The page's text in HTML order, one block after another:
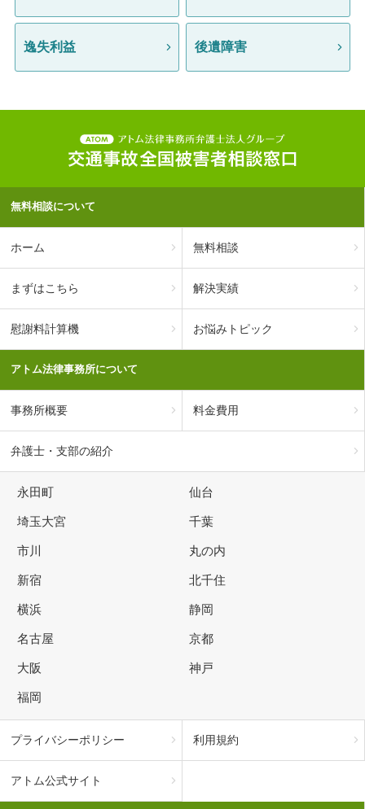
逸失利益 後遺障害
無料相談について
ホーム 無料相談
まずはこちら 解決実績
慰謝料計算機 お悩みトピック
アトム法律事務所について
事務所概要 料金費用
弁護士・支部の紹介
永田町 仙台
埼玉大宮 千葉
市川 丸の内
新宿 北千住
横浜 静岡
名古屋 京都
大阪 神戸
福岡
プライバシーポリシー 利用規約
アトム公式サイト